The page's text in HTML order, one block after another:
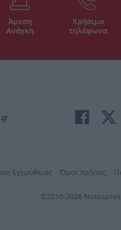
Άμεση
Ανάγκη
Χρήσιμα
τηλέφωνα
Εχεμύθειας Όροι Χρήσης
©2010-2026